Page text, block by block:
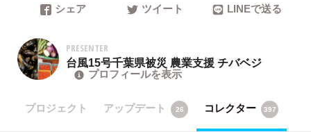
シェア ツイート LINEで送る
PRESENTER
台風15号千葉県被災 農業支援 チバベジ
プロフィールを表示
プロジェクト アップデート 26 コレクター 397